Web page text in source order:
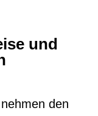
und
den